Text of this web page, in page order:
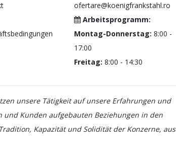
ofertare@koenigfrankstahl.ro
Arbeitsprogramm:
Montag-Donnerstag: 8:00 -
17:00
Freitag: 8:00 - 14:30
unsere Tätigkeit auf unsere Erfahrungen und
Kunden aufgebauten Beziehungen in den
Kapazität und Solidität der Konzerne, aus